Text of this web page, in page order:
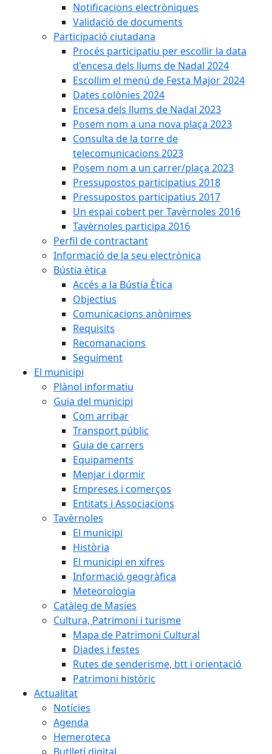
Notificacions electròniques
Validació de documents
Participació ciutadana
Procés participatiu per escollir la data
d'encesa dels llums de Nadal 2024
Escollim el menú de Festa Major 2024
Dates colònies 2024
Encesa dels llums de Nadal 2023
Posem nom a una nova plaça 2023
Consulta de la torre de
telecomunicacions 2023
Posem nom a un carrer/plaça 2023
Pressupostos participatius 2018
Pressupostos participatius 2017
Un espai cobert per Tavèrnoles 2016
Tavèrnoles participa 2016
Perfil de contractant
Informació de la seu electrònica
Bústia ètica
Accés a la Bústia Ètica
Objectius
Comunicacions anònimes
Requisits
Recomanacions
Seguiment
El municipi
Plànol informatiu
Guia del municipi
Com arribar
Transport públic
Guia de carrers
Equipaments
Menjar i dormir
Empreses i comerços
Entitats i Associacions
Tavèrnoles
El municipi
Història
El municipi en xifres
Informació geogràfica
Meteorologia
Catàleg de Masies
Cultura, Patrimoni i turisme
Mapa de Patrimoni Cultural
Diades i festes
Rutes de senderisme, btt i orientació
Patrimoni històric
Actualitat
Notícies
Agenda
Hemeroteca